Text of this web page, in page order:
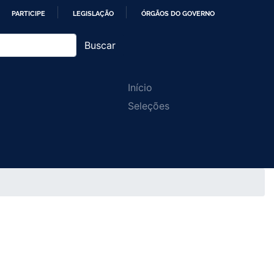
PARTICIPE LEGISLAÇÃO ÓRGÃOS DO GOVERNO
Buscar
Main
navigation
Início
Seleções